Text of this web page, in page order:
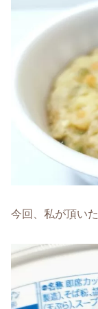
今回、私が頂いた